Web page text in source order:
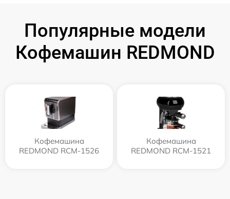
Популярные модели
Кофемашин REDMOND
Кофемашина
REDMOND RCM-1526
Кофемашина
REDMOND RCM-1521